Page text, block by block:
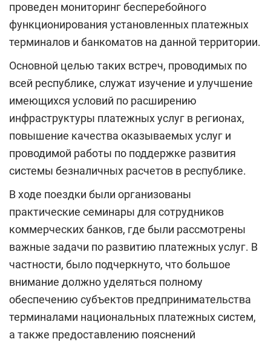
проведен мониторинг бесперебойного
функционирования установленных платежных
терминалов и банкоматов на данной территории.
Основной целью таких встреч, проводимых по
всей республике, служат изучение и улучшение
имеющихся условий по расширению
инфраструктуры платежных услуг в регионах,
повышение качества оказываемых услуг и
проводимой работы по поддержке развития
системы безналичных расчетов в республике.
В ходе поездки были организованы
практические семинары для сотрудников
коммерческих банков, где были рассмотрены
важные задачи по развитию платежных услуг. В
частности, было подчеркнуто, что большое
внимание должно уделяться полному
обеспечению субъектов предпринимательства
терминалами национальных платежных систем,
а также предоставлению пояснений